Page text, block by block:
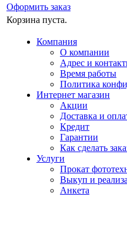
Оформить заказ
Корзина пуста.
Компания
О компании
Адрес и
Время работы
Политика
Интернет магазин
Акции
Доставка и
Кредит
Гарантии
Как сделать
Услуги
Прокат
Выкуп и
Анкета